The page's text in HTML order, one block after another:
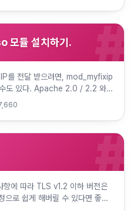
듈 설치하기. #
를 전달 받으려면, mod_myfixip
도 있다. Apache 2.0 / 2.2 와
#
항에 따라 TLS v1.2 이하 버전은
으로 쉽게 해버릴 수 있다면 좋을